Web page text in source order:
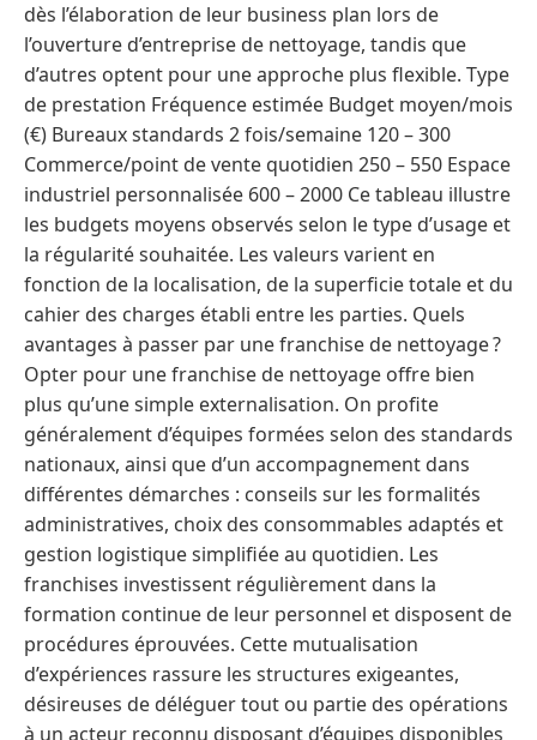
dès l’élaboration de leur business plan lors de
l’ouverture d’entreprise de nettoyage, tandis que
d’autres optent pour une approche plus flexible. Type
de prestation Fréquence estimée Budget moyen/mois
(€) Bureaux standards 2 fois/semaine 120 – 300
Commerce/point de vente quotidien 250 – 550 Espace
industriel personnalisée 600 – 2000 Ce tableau illustre
les budgets moyens observés selon le type d’usage et
la régularité souhaitée. Les valeurs varient en
fonction de la localisation, de la superficie totale et du
cahier des charges établi entre les parties. Quels
avantages à passer par une franchise de nettoyage ?
Opter pour une franchise de nettoyage offre bien
plus qu’une simple externalisation. On profite
généralement d’équipes formées selon des standards
nationaux, ainsi que d’un accompagnement dans
différentes démarches : conseils sur les formalités
administratives, choix des consommables adaptés et
gestion logistique simplifiée au quotidien. Les
franchises investissent régulièrement dans la
formation continue de leur personnel et disposent de
procédures éprouvées. Cette mutualisation
d’expériences rassure les structures exigeantes,
désireuses de déléguer tout ou partie des opérations
à un acteur reconnu disposant d’équipes disponibles